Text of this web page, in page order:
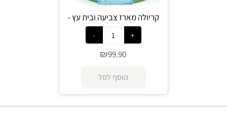
קריולה מארז צביעה ובית עץ -
Crayola
₪99.90
הוסף לסל